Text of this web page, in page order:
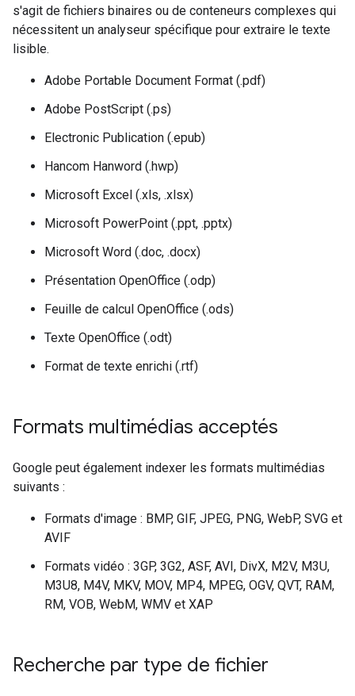
s'agit de fichiers binaires ou de conteneurs complexes qui
nécessitent un analyseur spécifique pour extraire le texte
lisible.
Adobe Portable Document Format (.pdf)
Adobe PostScript (.ps)
Electronic Publication (.epub)
Hancom Hanword (.hwp)
Microsoft Excel (.xls, .xlsx)
Microsoft PowerPoint (.ppt, .pptx)
Microsoft Word (.doc, .docx)
Présentation OpenOffice (.odp)
Feuille de calcul OpenOffice (.ods)
Texte OpenOffice (.odt)
Format de texte enrichi (.rtf)
Formats multimédias acceptés
Google peut également indexer les formats multimédias
suivants :
Formats d'image : BMP, GIF, JPEG, PNG, WebP, SVG et
AVIF
Formats vidéo : 3GP, 3G2, ASF, AVI, DivX, M2V, M3U,
M3U8, M4V, MKV, MOV, MP4, MPEG, OGV, QVT, RAM,
RM, VOB, WebM, WMV et XAP
Recherche par type de fichier